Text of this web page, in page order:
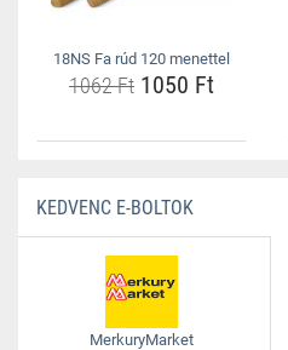
18NS Fa rúd 120 menettel
1062 Ft 1050 Ft
KEDVENC E-BOLTOK
MerkuryMarket